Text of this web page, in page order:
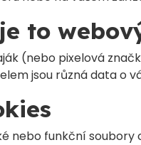
to
(nebo pixelová
jsou různá data o
nebo funkční soubory